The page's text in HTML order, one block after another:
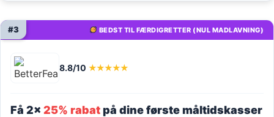
BEDST TIL FÆRDIGRETTER (NUL MADLAVNING)
#3
8.8/10 ★★★★★
Få 2x 25% rabatpå dine første måltidskasser